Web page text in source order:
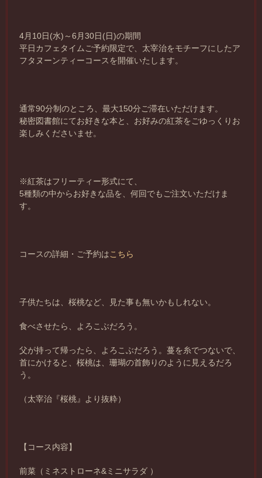
4月10日(水)～6月30日(日)の期間
平日カフェタイムご予約限定で、太宰治をモチーフにしたア
フタヌーンティーコースを開催いたします。
通常90分制のところ、最大150分ご滞在いただけます。
秘密図書館にてお好きな本と、お好みの紅茶をごゆっくりお
楽しみくださいませ。
※紅茶はフリーティー形式にて、
5種類の中からお好きな品を、何回でもご注文いただけま
す。
コースの詳細・ご予約はこちら
子供たちは、桜桃など、見た事も無いかもしれない。
食べさせたら、よろこぶだろう。
父が持って帰ったら、よろこぶだろう。蔓を糸でつないで、
首にかけると、桜桃は、珊瑚の首飾りのように見えるだろ
う。
（太宰治『桜桃』より抜粋）
【コース内容】
前菜（ミネストローネ&ミニサラダ ）